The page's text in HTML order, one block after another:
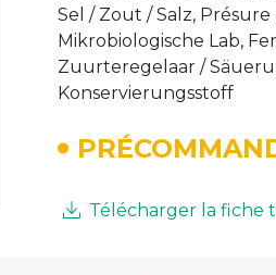
Sel / Zout / Salz,
Mikrobiologische Lab,
Zuurteregelaar /
Konservierungsstoff
Télécharger la fiche